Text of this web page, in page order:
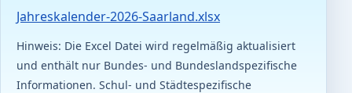
Jahreskalender-2026-Saarland.xlsx
Hinweis: Die Excel Datei wird regelmäßig aktualisiert
und enthält nur Bundes- und Bundeslandspezifische
Informationen. Schul- und Städtespezifische